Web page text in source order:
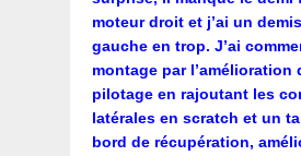
moteur droit et j’ai un
gauche en trop. J’ai
montage par l’amélioration
pilotage en rajoutant les
latérales en scratch et un
bord de récupération,